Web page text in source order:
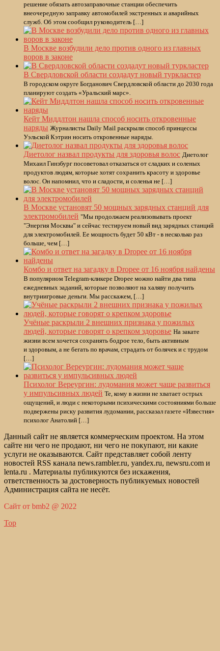
решение обязать автозаправочные станции обеспечить
внеочередную заправку автомобилей экстренных и аварийных
служб. Об этом сообщил руководитель […]
В Москве возбудили дело против одного из главных
воров в законе
В Свердловской области создадут новый туркластер
В городском округе Богданович Свердловской области до 2030 года
планируют создать «Уральский марс».
Кейт Миддлтон нашла способ носить откровенные
наряды Журналисты Daily Mail раскрыли способ принцессы
Уэльской Кэтрин носить откровенные наряды.
Диетолог назвал продукты для здоровья волос Диетолог
Михаил Гинзбург посоветовал отказаться от сладких и соленых
продуктов людям, которые хотят сохранить красоту и здоровье
волос. Он напомнил, что и сладости, и соленья не […]
В Москве установят 50 мощных зарядных станций для
электромобилей "Мы продолжаем реализовывать проект
"Энергия Москвы" и сейчас тестируем новый вид зарядных станций
для электромобилей. Ее мощность будет 50 кВт - в несколько раз
больше, чем […]
Комбо и ответ на загадку в Dropee от 16 ноября найдены
В популярном Telegram-кликере Dropee можно найти два типа
ежедневных заданий, которые позволяют на халяву получить
внутриигровые деньги. Мы расскажем, […]
Учёные раскрыли 2 внешних признака у пожилых
людей, которые говорят о крепком здоровье На закате
жизни всем хочется сохранять бодрое тело, быть активным
и здоровым, а не бегать по врачам, страдать от болячек и с трудом
[…]
Психолог Вереургин: лудомания может чаще развиться
у импульсивных людей Те, кому в жизни не хватает острых
ощущений, и люди с некоторыми психическими состояниями больше
подвержены риску развития лудомании, рассказал газете «Известия»
психолог Анатолий […]
Данный сайт не является коммерческим проектом. На этом
сайте ни чего не продают, ни чего не покупают, ни какие
услуги не оказываются. Сайт представляет собой ленту
новостей RSS канала news.rambler.ru, yandex.ru, newsru.com и
lenta.ru . Материалы публикуются без искажения,
ответственность за достоверность публикуемых новостей
Администрация сайта не несёт.
Сайт от bmb2 @ 2022
Top